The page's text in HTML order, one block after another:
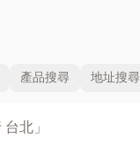
產品搜尋 地址搜尋